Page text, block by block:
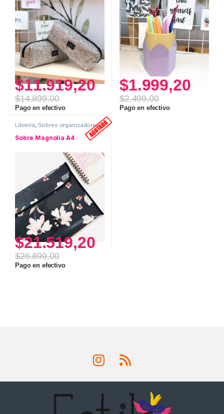
$11.919,20
$14.899,00
Pago en efectivo
$1.999,20
$2.499,00
Pago en efectivo
Librería, Sobres organizadores
Sobre Magnolia A4
$21.519,20
$26.899,00
Pago en efectivo